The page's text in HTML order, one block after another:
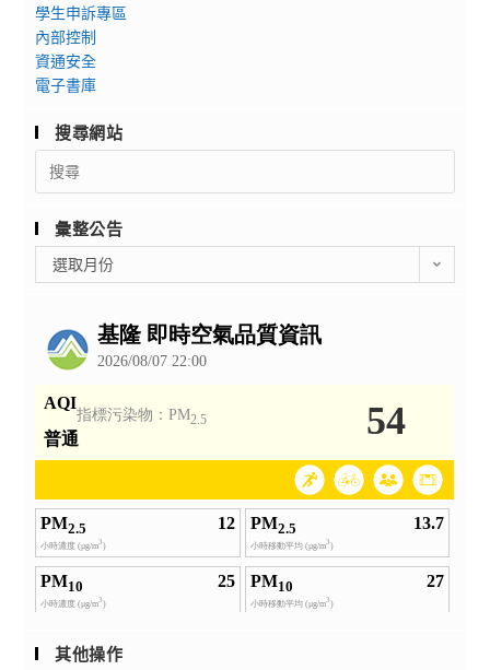
學生申訴專區
內部控制
資通安全
電子書庫
搜尋網站
Search
for:
彙整公告
整
選取月份
其他操作